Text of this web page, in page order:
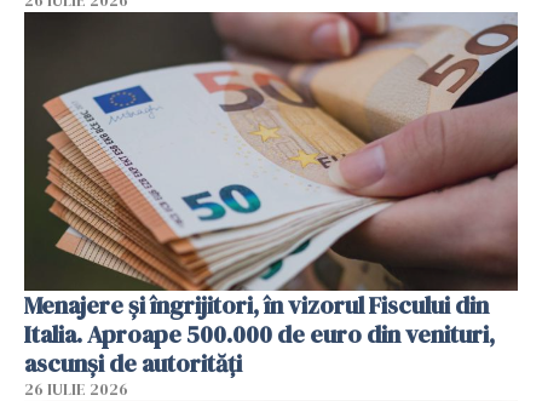
Menajere și îngrijitori, în vizorul Fiscului din
Italia. Aproape 500.000 de euro din venituri,
ascunși de autorități
26 IULIE 2026